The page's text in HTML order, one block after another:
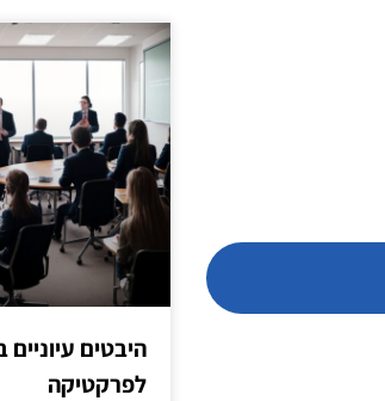
היבטים
לפרקטיקה